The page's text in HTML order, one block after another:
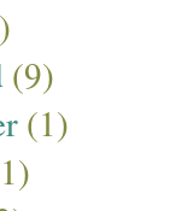
(9)
(1)